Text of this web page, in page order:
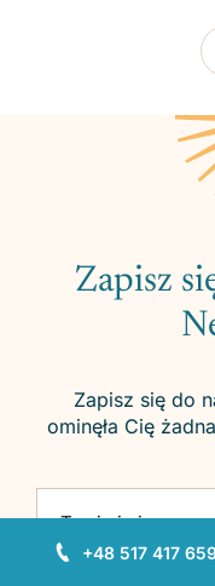
+48 517 417
Zapisz
Zapisz się do
ominęła Cię
Twoje imię